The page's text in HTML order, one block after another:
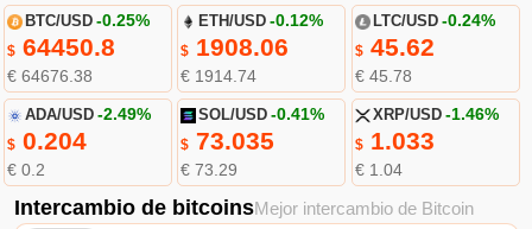
BTC/USD -0.25%
$64450.8
€ 64676.38
ETH/USD -0.12%
$ 1908.06
€ 1914.74
LTC/USD -0.24%
$45.62
€ 45.78
ADA/USD -2.49%
$0.204
€ 0.2
SOL/USD -0.41%
$ 73.035
€ 73.29
XRP/USD -1.46%
$1.033
€ 1.04
Intercambio de bitcoinsMejor intercambio de Bitcoin